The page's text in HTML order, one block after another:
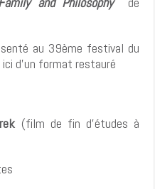
au 39ème festival du
d’un format restauré
(film de fin d’études à